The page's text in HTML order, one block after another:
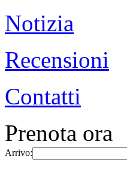
Notizia
Recensioni
Contatti
Prenota ora
Arrivo: